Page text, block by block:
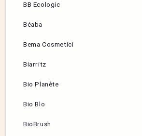
BB Ecologic
Béaba
Bema Cosmetici
Biarritz
Bio Planète
Bio Blo
BioBrush